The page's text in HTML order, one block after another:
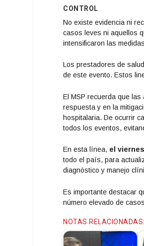
CONTROL
No existe evidencia ni
casos leves ni aquellos
intensificaron las
Los prestadores de
de este evento. Estos
El MSP recuerda que
respuesta y en la
hospitalaria. De ocurrir
todos los eventos,
En esta línea, el
todo el país, para
diagnóstico y manejo
Es importante destacar
número elevado de
NOTAS RELACIONADAS: